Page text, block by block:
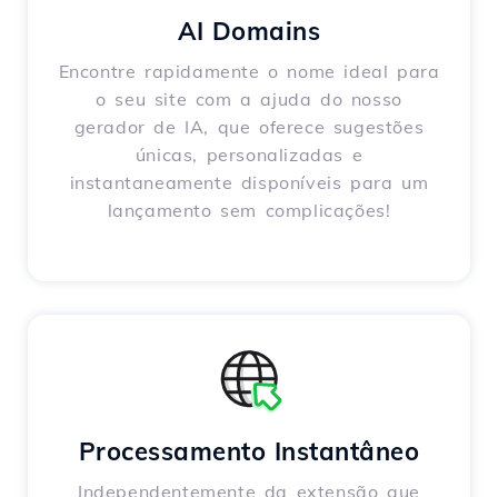
AI Domains
Encontre rapidamente o nome ideal para
o seu site com a ajuda do nosso
gerador de IA, que oferece sugestões
únicas, personalizadas e
instantaneamente disponíveis para um
lançamento sem complicações!
Processamento Instantâneo
Independentemente da extensão que